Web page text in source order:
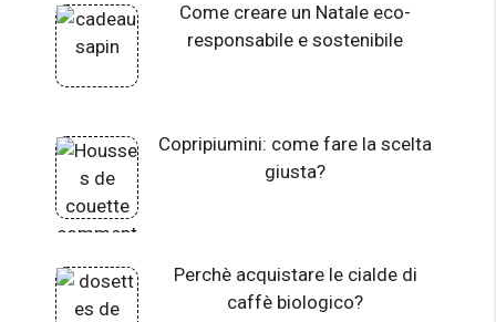
Come creare un Natale eco-
responsabile e sostenibile
Copripiumini: come fare la scelta
giusta?
Perchè acquistare le cialde di
caffè biologico?